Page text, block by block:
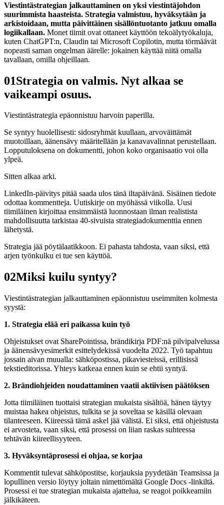
Viestintästrategian jalkauttaminen on yksi viestintäjohdon
suurimmista haasteista. Strategia valmistuu, hyväksytään ja
arkistoidaan, mutta päivittäinen sisällöntuotanto jatkuu omalla
logiikallaan. Monet tiimit ovat ottaneet käyttöön tekoälytyökaluja,
kuten ChatGPT:n, Claudin tai Microsoft Copilotin, mutta törmäävät
nopeasti saman ongelman äärelle: jokainen käyttää niitä omalla
tavallaan, omilla ohjeillaan.
01Strategia on valmis. Nyt alkaa se
vaikeampi osuus.
Viestintästrategia epäonnistuu harvoin paperilla.
Se syntyy huolellisesti: sidosryhmät kuullaan, arvoväittämät
muotoillaan, äänensävy määritellään ja kanavavalinnat perustellaan.
Lopputuloksena on dokumentti, johon koko organisaatio voi olla
ylpeä.
Sitten alkaa arki.
LinkedIn-päivitys pitää saada ulos tänä iltapäivänä. Sisäinen tiedote
odottaa kommentteja. Uutiskirje on myöhässä viikolla. Uusi
tiimiläinen kirjoittaa ensimmäistä luonnostaan ilman realistista
mahdollisuutta tarkistaa 40-sivuista strategiadokumenttia ennen
lähetystä.
Strategia jää pöytälaatikkoon. Ei pahasta tahdosta, vaan siksi, että
arjen työnkulku ei tue sen käyttöä.
02Miksi kuilu syntyy?
Viestintästrategian jalkauttaminen epäonnistuu useimmiten kolmesta
syystä:
1. Strategia elää eri paikassa kuin työ
Ohjeistukset ovat SharePointissa, brändikirja PDF:nä pilvipalvelussa
ja äänensävyesimerkit esittelydekissä vuodelta 2022. Työ tapahtuu
jossain aivan muualla: sähköpostissa, pikaviesteissä, erillisissä
tekstieditorissa. Yhteys katkeaa ennen kuin se ehtii syntyä.
2. Brändiohjeiden noudattaminen vaatii aktiivisen päätöksen
Jotta tiimiläinen tuottaisi strategian mukaista sisältöä, hänen täytyy
muistaa hakea ohjeistus, tulkita se ja soveltaa se käsillä olevaan
tilanteeseen. Kiireessä tämä askel jää välistä. Ei siksi, että ohjeistusta
ei arvosteta, vaan siksi, että prosessi on liian raskas suhteessa
tehtävän kiireellisyyteen.
3. Hyväksyntäprosessi ei ohjaa, se korjaa
Kommentit tulevat sähköpostitse, korjauksia pyydetään Teamsissa ja
lopullinen versio löytyy joltain nimettömältä Google Docs -linkiltä.
Prosessi ei tue strategian mukaista ajattelua, se reagoi poikkeamiin
jälkikäteen.